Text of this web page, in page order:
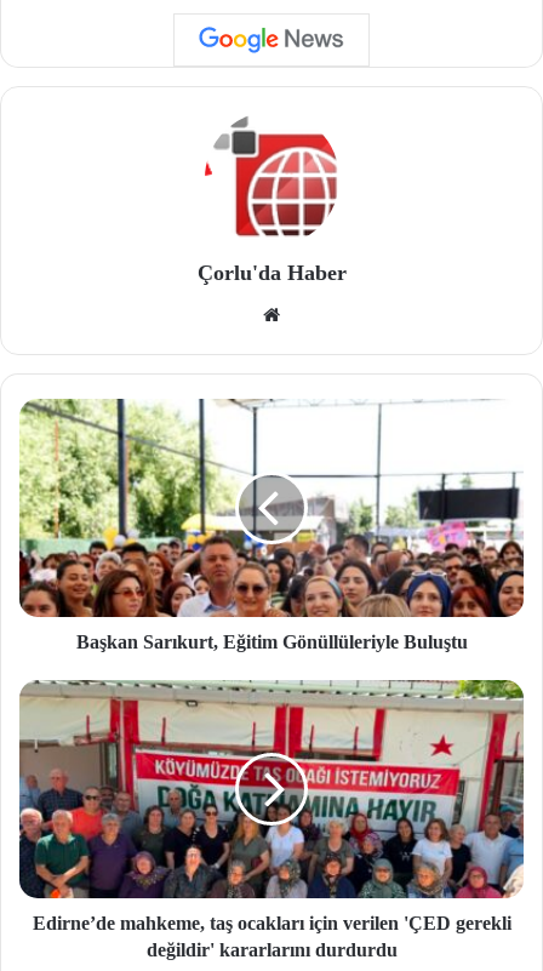
Çorlu'da Haber
site
si
Başkan Sarıkurt, Eğitim Gönüllüleriyle Buluştu
Edirne’de mahkeme, taş ocakları için verilen 'ÇED gerekli
değildir' kararlarını durdurdu